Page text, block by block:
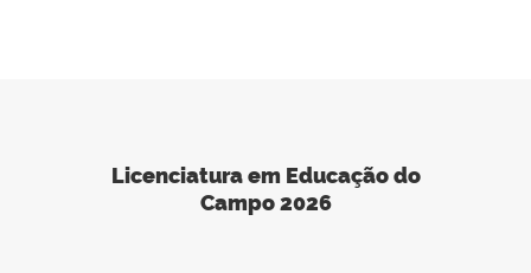
Licenciatura em Educação do
Campo 2026